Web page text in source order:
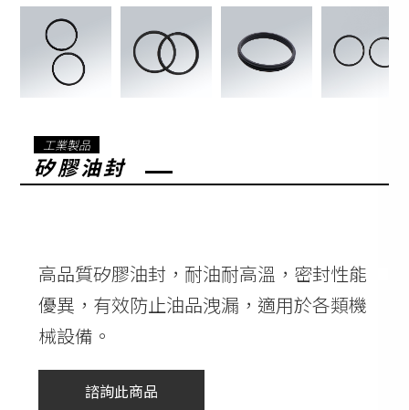
工業製品
矽膠油封
高品質矽膠油封，耐油耐高溫，密封性能
優異，有效防止油品洩漏，適用於各類機
械設備。
諮詢此商品